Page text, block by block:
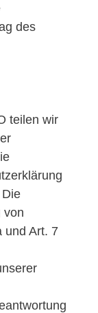
des
teilen wir
von
und Art. 7